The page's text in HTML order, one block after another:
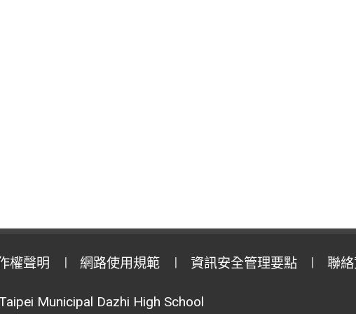
權聲明 網路使用規範 資訊安全管理要點 聯
Municipal Dazhi High School